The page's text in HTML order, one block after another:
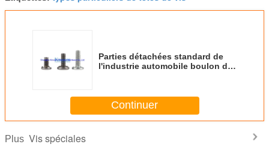
Parties détachées standard de
l'industrie automobile boulon de
Continuer
Plus Vis spéciales